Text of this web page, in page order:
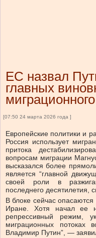
ЕС назвал
главных
[07:50 24 марта 2026 года ]
Европейские политики и
Россия использует
притока
вопросам миграции
высказался более
является “главной
своей роли в
последнего десятилетия,
В блоке сейчас
Иране. Хотя начал ее
репрессивный режим,
миграционных потоках
Владимир Путин”, —